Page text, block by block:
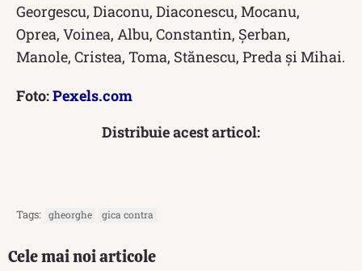
Georgescu, Diaconu, Diaconescu, Mocanu,
Oprea, Voinea, Albu, Constantin, Șerban,
Manole, Cristea, Toma, Stănescu, Preda și Mihai.
Foto:Pexels.com
Distribuie acest articol:
Tags: gheorghe gica contra
Cele mai noi articole